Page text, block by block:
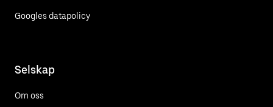
Googles datapolicy
Selskap
Om oss